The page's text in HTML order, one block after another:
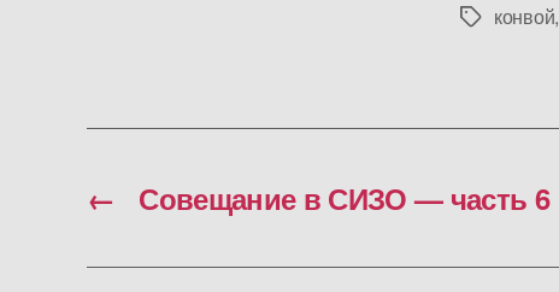
Меткиконвой,
← Совещание в СИЗО — часть 6